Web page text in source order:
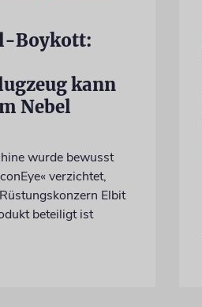
Boykott:
kann
Nebel
wurde bewusst
verzichtet,
Elbit
beteiligt ist